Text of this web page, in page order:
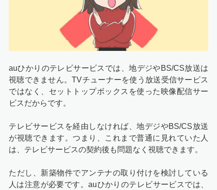
auひかりのテレビサービスでは、地デジやBS/CS放送は
視聴できません。TVチューナーを使う放送受信サービス
ではなく、セットトップボックスを使った映像配信サー
ビスだからです。
テレビサービスを経由しなければ、地デジやBS/CS放送
が視聴できます。つまり、これまで普通に見れていた人
は、テレビサービスの契約後も問題なく視聴できます。
ただし、新築物件でアンテナの取り付けを検討している
人は注意が必要です。auひかりのテレビサービスでは、